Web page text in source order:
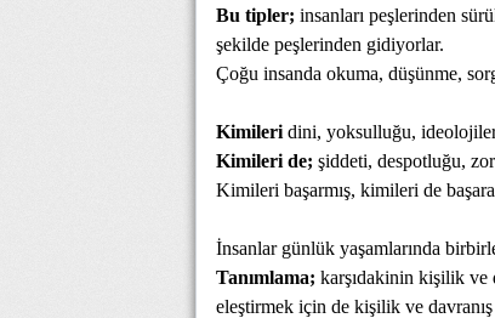
Bu tipler; insanları peşlerinden
şekilde peşlerinden gidiyorlar.
Çoğu insanda okuma, düşünme,
Kimileri dini, yoksulluğu,
Kimileri de; şiddeti, despotluğu,
Kimileri başarmış, kimileri de
İnsanlar günlük yaşamlarında
Tanımlama; karşıdakinin kişilik ve
eleştirmek için de kişilik ve davranış